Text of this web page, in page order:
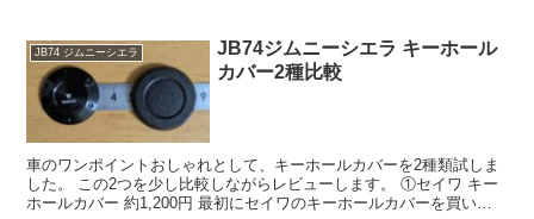
JB74 ジムニーシエラ
JB74ジムニーシエラ キーホール
カバー2種比較
車のワンポイントおしゃれとして、キーホールカバーを2種類試しま
した。 この2つを少し比較しながらレビューします。 ①セイワ キー
ホールカバー 約1,200円 最初にセイワのキーホールカバーを買い、1